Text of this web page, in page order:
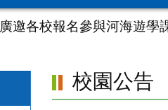
廣邀各校報名參與河海遊學
校園公告